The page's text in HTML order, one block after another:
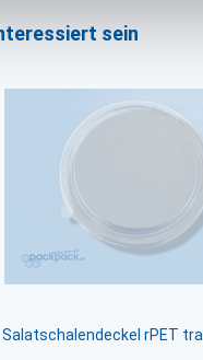
sein
Salatschalendeckel rPET